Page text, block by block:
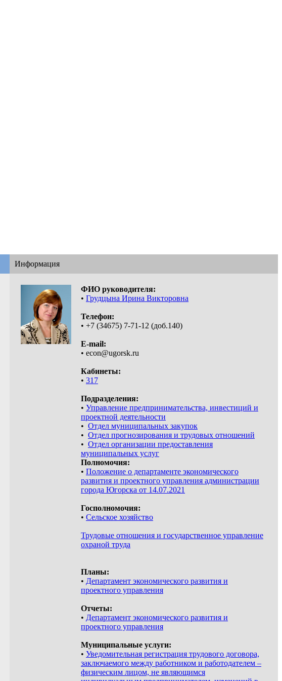
Информация
ФИО руководителя:
• Грудцына Ирина Викторовна
Телефон:
• +7 (34675) 7-71-12 (доб.140)
E-mail:
• econ@ugorsk.ru
Кабинеты:
• 317
Подразделения:
• Управление предпринимательства, инвестиций и
проектной деятельности
• Отдел муниципальных закупок
• Отдел прогнозирования и трудовых отношений
• Отдел организации предоставления
муниципальных услуг
Полномочия:
• Положение о департаменте экономического
развития и проектного управления администрации
города Югорска от 14.07.2021
Госполномочия:
• Сельское хозяйство
Трудовые отношения и государственное управление
охраной труда
Планы:
• Департамент экономического развития и
проектного управления
Отчеты:
• Департамент экономического развития и
проектного управления
Муниципальные услуги:
• Уведомительная регистрация трудового договора,
заключаемого между работником и работодателем –
физическим лицом, не являющимся